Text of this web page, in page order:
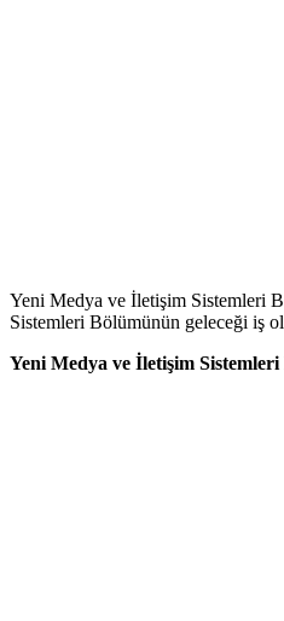
Yeni Medya ve İletişim Sistemleri
Sistemleri Bölümünün geleceği iş
Yeni Medya ve İletişim